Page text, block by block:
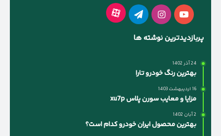
یوتیوباینستاگرام
تلگرام آپارات
پربازدیدترین نوشته ها
24 آذر 1402
بهترین رنگ خودرو تارا
16 اردیبهشت 1403
مزایا و معایب سورن پلاس xu7p
2 آبان 1402
بهترین محصول ایران خودرو کدام است؟